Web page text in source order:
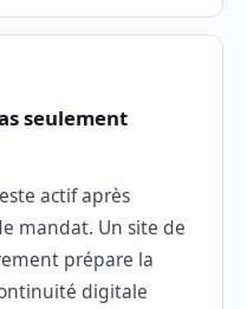
seulement
actif après
mandat. Un site de
prépare la
digitale